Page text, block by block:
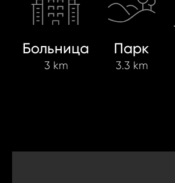
Больница
3 km
Парк
3.3 km